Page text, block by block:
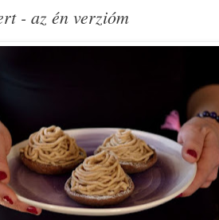
- az én verzióm